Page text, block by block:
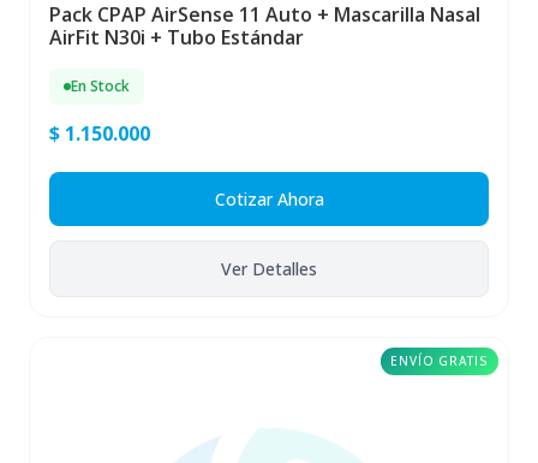
Pack CPAP AirSense 11 Auto + Mascarilla Nasal
AirFit N30i + Tubo Estándar
En Stock
$ 1.150.000
Cotizar Ahora
Ver Detalles
ENVÍO GRATIS